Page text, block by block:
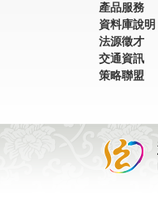
產品服務
資料庫說明
法源徵才
交通資訊
策略聯盟